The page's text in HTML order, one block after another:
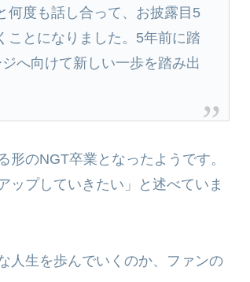
何度も話し合って、お披露目5
ことになりました。5年前に踏
へ向けて新しい一歩を踏み出
のNGT卒業となったようです。
ップしていきたい」と述べていま
人生を歩んでいくのか、ファンの